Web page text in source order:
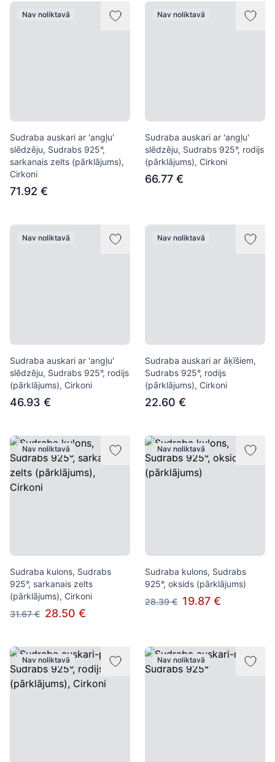
Nav noliktavā
Sudraba auskari ar 'angļu'
slēdzēju, Sudrabs 925°,
sarkanais zelts (pārklājums),
Cirkoni
71.92 €
Nav noliktavā
Sudraba auskari ar 'angļu'
slēdzēju, Sudrabs 925°, rodijs
(pārklājums), Cirkoni
66.77 €
Nav noliktavā
Sudraba auskari ar 'angļu'
slēdzēju, Sudrabs 925°, rodijs
(pārklājums), Cirkoni
46.93 €
Nav noliktavā
Sudraba auskari ar āķīšiem,
Sudrabs 925°, rodijs
(pārklājums), Cirkoni
22.60 €
Nav noliktavā
Sudraba kulons, Sudrabs
925°, sarkanais zelts
(pārklājums), Cirkoni
31.67 € 28.50 €
Nav noliktavā
Sudraba kulons, Sudrabs
925°, oksids (pārklājums)
28.39 € 19.87 €
Nav noliktavā Nav noliktavā